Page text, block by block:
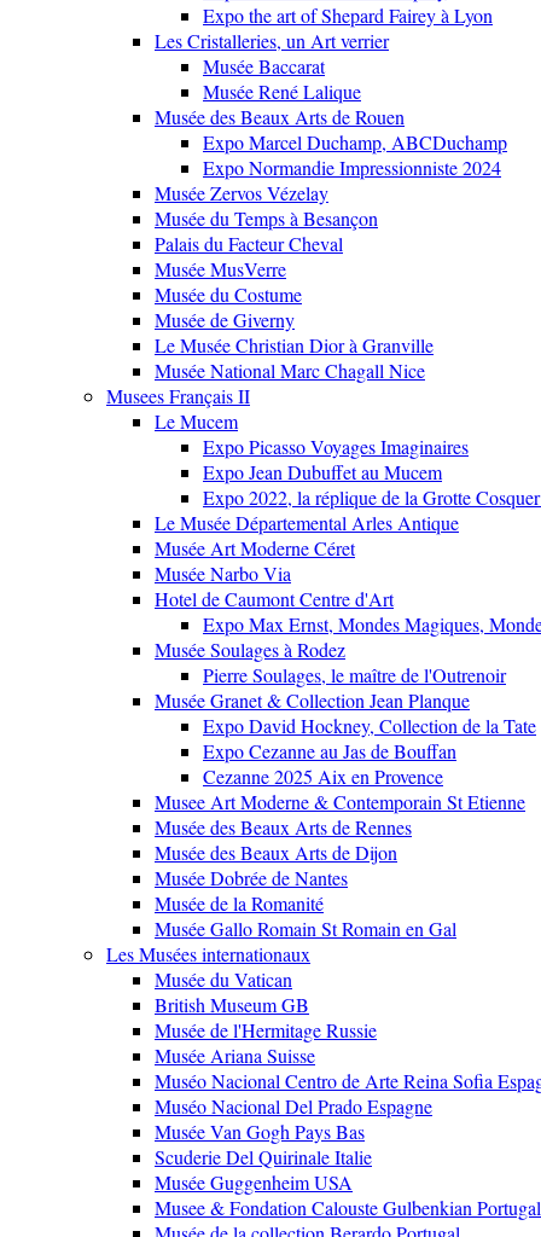
Expo the art of Shepard Fairey à Lyon
Les Cristalleries, un Art verrier
Musée Baccarat
Musée René Lalique
Musée des Beaux Arts de Rouen
Expo Marcel Duchamp, ABCDuchamp
Expo Normandie Impressionniste 2024
Musée Zervos Vézelay
Musée du Temps à Besançon
Palais du Facteur Cheval
Musée MusVerre
Musée du Costume
Musée de Giverny
Le Musée Christian Dior à Granville
Musée National Marc Chagall Nice
Musees Français II
Le Mucem
Expo Picasso Voyages Imaginaires
Expo Jean Dubuffet au Mucem
Expo 2022, la réplique de la Grotte
Le Musée Départemental Arles Antique
Musée Art Moderne Céret
Musée Narbo Via
Hotel de Caumont Centre d'Art
Expo Max Ernst, Mondes Magiques,
Musée Soulages à Rodez
Pierre Soulages, le maître de l'Outrenoir
Musée Granet & Collection Jean Planque
Expo David Hockney, Collection de la Tate
Expo Cezanne au Jas de Bouffan
Cezanne 2025 Aix en Provence
Musee Art Moderne & Contemporain St Etienne
Musée des Beaux Arts de Rennes
Musée des Beaux Arts de Dijon
Musée Dobrée de Nantes
Musée de la Romanité
Musée Gallo Romain St Romain en Gal
Les Musées internationaux
Musée du Vatican
British Museum GB
Musée de l'Hermitage Russie
Musée Ariana Suisse
Muséo Nacional Centro de Arte Reina Sofia
Muséo Nacional Del Prado Espagne
Musée Van Gogh Pays Bas
Scuderie Del Quirinale Italie
Musée Guggenheim USA
Musee & Fondation Calouste Gulbenkian Portugal